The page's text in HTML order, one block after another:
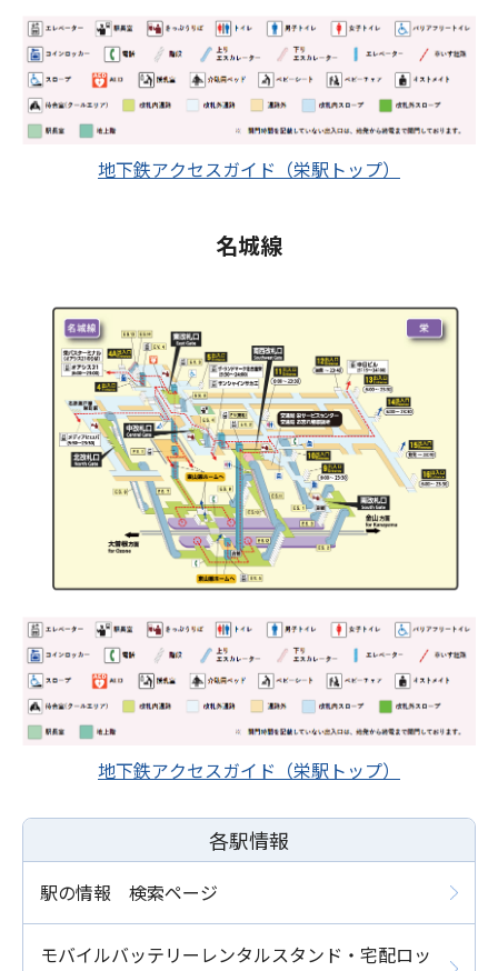
地下鉄アクセスガイド（栄駅トップ）
名城線
地下鉄アクセスガイド（栄駅トップ）
各駅情報
駅の情報 検索ページ
モバイルバッテリーレンタルスタンド・宅配ロッ